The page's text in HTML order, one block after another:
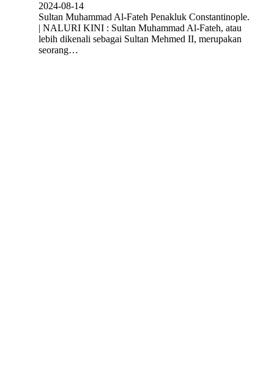
2024-08-14
Sultan Muhammad Al-Fateh Penakluk Constantinople.
| NALURI KINI : Sultan Muhammad Al-Fateh, atau
lebih dikenali sebagai Sultan Mehmed II, merupakan
seorang…